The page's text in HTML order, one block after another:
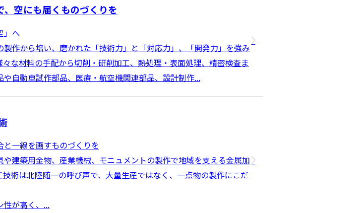
空にも届くものづくりを
」へ
作から培い、磨かれた「技術力」と「対応力」、「開発力」を強み
な材料の手配から切削・研削加工、熱処理・表面処理、精密検査ま
自動車試作部品、医療・航空機関連部品、設計制作...
一線を画すものづくりを
建築用金物、産業機械、モニュメントの製作で地域を支える金属加
術は北陸随一の呼び声で、大量生産ではなく、一点物の製作にこだ
が高く、...